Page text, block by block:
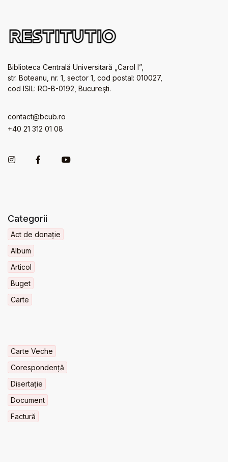
Biblioteca Centrală Universitară „Carol I”,
str. Boteanu, nr. 1, sector 1, cod postal: 010027,
cod ISIL: RO-B-0192, Bucureşti.
contact@bcub.ro
+40 21 312 01 08
Categorii
Act de donație
Album
Articol
Buget
Carte
Carte Veche
Corespondență
Disertație
Document
Factură